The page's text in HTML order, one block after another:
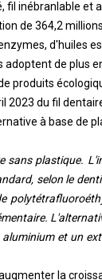
fil inébranlable et
de 364,2
d'huiles
de plus
produits
du fil
à base de
sans plastique.
selon le
et un
la